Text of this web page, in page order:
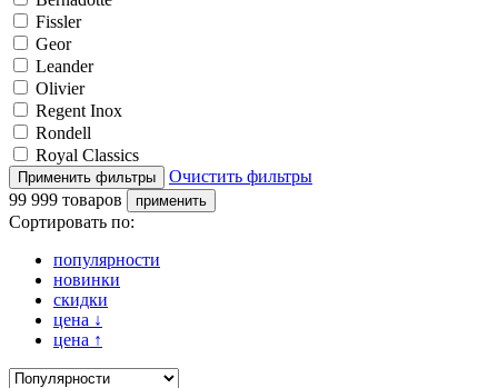
Fissler
Geor
Leander
Olivier
Regent Inox
Rondell
Royal Classics
Очистить фильтры
99 999 товаров
Сортировать по:
популярности
новинки
скидки
цена ↓
цена ↑